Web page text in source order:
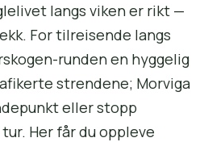
langs viken er rikt —
For tilreisende langs
runden en hyggelig
strendene; Morviga
eller stopp
Her får du oppleve